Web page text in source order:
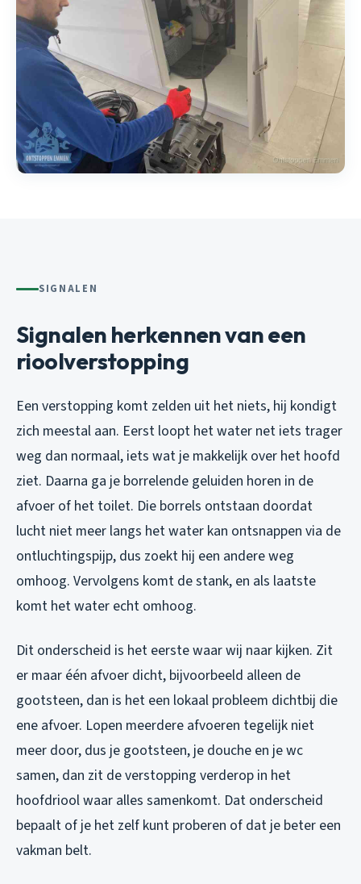
SIGNALEN
Signalen herkennen van een
rioolverstopping
Een verstopping komt zelden uit het niets, hij kondigt
zich meestal aan. Eerst loopt het water net iets trager
weg dan normaal, iets wat je makkelijk over het hoofd
ziet. Daarna ga je borrelende geluiden horen in de
afvoer of het toilet. Die borrels ontstaan doordat
lucht niet meer langs het water kan ontsnappen via de
ontluchtingspijp, dus zoekt hij een andere weg
omhoog. Vervolgens komt de stank, en als laatste
komt het water echt omhoog.
Dit onderscheid is het eerste waar wij naar kijken. Zit
er maar één afvoer dicht, bijvoorbeeld alleen de
gootsteen, dan is het een lokaal probleem dichtbij die
ene afvoer. Lopen meerdere afvoeren tegelijk niet
meer door, dus je gootsteen, je douche en je wc
samen, dan zit de verstopping verderop in het
hoofdriool waar alles samenkomt. Dat onderscheid
bepaalt of je het zelf kunt proberen of dat je beter een
vakman belt.